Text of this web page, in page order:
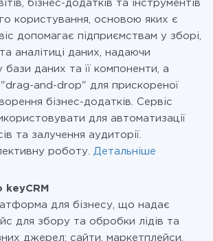
бізнес-додатків та інструментів
користування, основою яких є
допомагає підприємствам у зборі,
аналітиці даних, надаючи
бази даних та її компоненти, а
and-drop" для прискореної
бізнес-додатків. Сервіс
для автоматизації
та залучення аудиторії.
роботу. Детальніше
keyCRM
для бізнесу, що надає
для збору та обробки лідів та
джерел: сайти, маркетплейси,